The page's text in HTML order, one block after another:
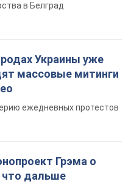
в Белград
Украины уже
массовые митинги
ежедневных протестов
Грэма о
что дальше